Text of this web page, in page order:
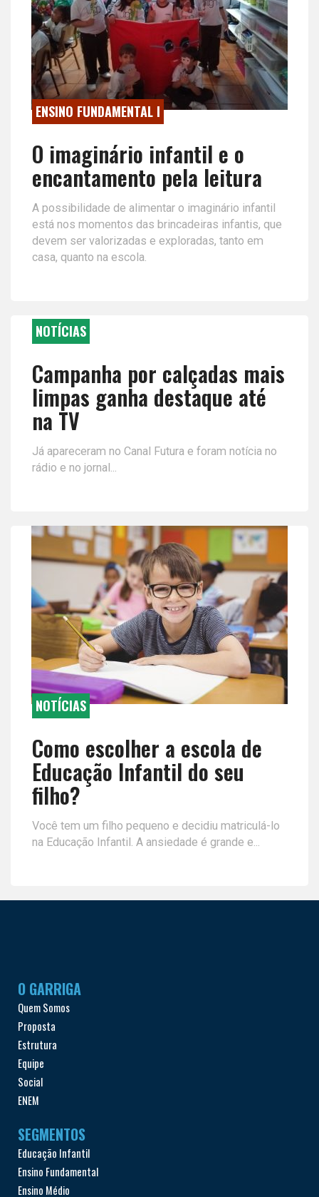
ENSINO FUNDAMENTAL I
O imaginário infantil e o
encantamento pela leitura
A possibilidade de alimentar o imaginário infantil
está nos momentos das brincadeiras infantis, que
devem ser valorizadas e exploradas, tanto em
casa, quanto na escola.
NOTÍCIAS
Campanha por calçadas mais
limpas ganha destaque até
na TV
Já apareceram no Canal Futura e foram notícia no
rádio e no jornal...
NOTÍCIAS
Como escolher a escola de
Educação Infantil do seu
filho?
Você tem um filho pequeno e decidiu matriculá-lo
na Educação Infantil. A ansiedade é grande e...
O GARRIGA
Quem Somos
Proposta
Estrutura
Equipe
Social
ENEM
SEGMENTOS
Educação Infantil
Ensino Fundamental
Ensino Médio